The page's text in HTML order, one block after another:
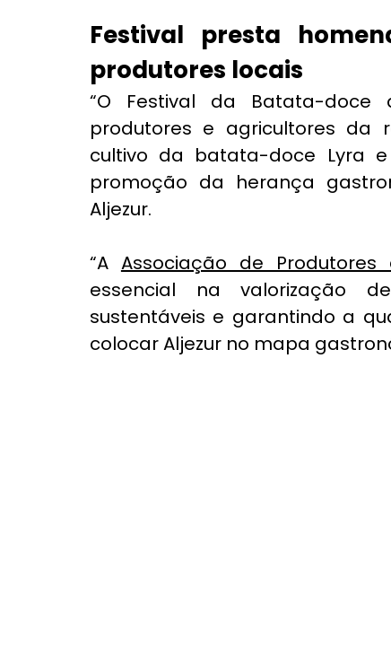
Festival presta
produtores locais
“O Festival da Batata-
produtores e agricultores da
cultivo da batata-doce Lyra
promoção da herança
Aljezur.
“A Associação de
essencial na valorização
sustentáveis e garantindo a
colocar Aljezur no mapa